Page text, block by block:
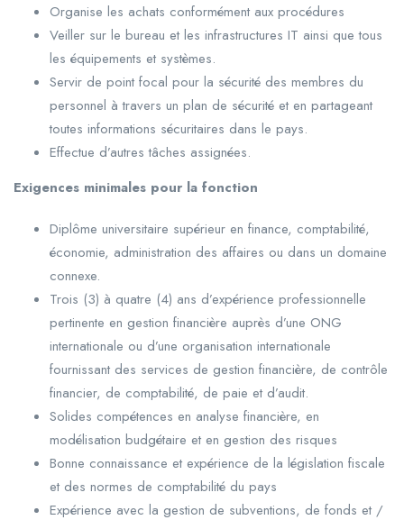
Organise les achats conformément aux procédures
Veiller sur le bureau et les infrastructures IT ainsi que tous
les équipements et systèmes.
Servir de point focal pour la sécurité des membres du
personnel à travers un plan de sécurité et en partageant
toutes informations sécuritaires dans le pays.
Effectue d’autres tâches assignées.
Exigences minimales pour la fonction
Diplôme universitaire supérieur en finance, comptabilité,
économie, administration des affaires ou dans un domaine
connexe.
Trois (3) à quatre (4) ans d’expérience professionnelle
pertinente en gestion financière auprès d’une ONG
internationale ou d’une organisation internationale
fournissant des services de gestion financière, de contrôle
financier, de comptabilité, de paie et d’audit.
Solides compétences en analyse financière, en
modélisation budgétaire et en gestion des risques
Bonne connaissance et expérience de la législation fiscale
et des normes de comptabilité du pays
Expérience avec la gestion de subventions, de fonds et /